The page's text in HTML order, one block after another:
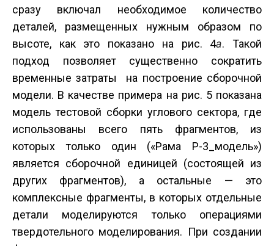
сразу включал необходимое количество
деталей, размещенных нужным образом по
высоте, как это показано на рис. 4а. Такой
подход позволяет существенно сократить
временные затраты на построение сборочной
модели. В качестве примера на рис. 5 показана
модель тестовой сборки углового сектора, где
использованы всего пять фрагментов, из
которых только один («Рама Р-3_модель»)
является сборочной единицей (состоящей из
других фрагментов), а остальные — это
комплексные фрагменты, в которых отдельные
детали моделируются только операциями
твердотельного моделирования. При создании